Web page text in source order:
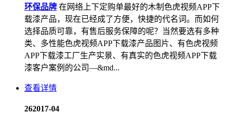
环保品牌 在网络上下定购单最好的木制色虎视频APP下
载漆产品，现在已经成了方便，快捷的代名词。而如何
选择品质可靠，有售后服务保障的呢？当然要选有多种
类、多性能色虎视频APP下载漆产品图片、有色虎视频
APP下载漆工厂生产实景、有真实的色虎视频APP下载
漆客户案例的公司—&md...
查看详情
262017-04